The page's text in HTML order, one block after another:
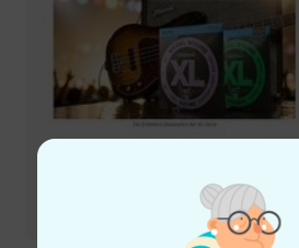
D'Addario Basssaiten EXL 190 & 220-5